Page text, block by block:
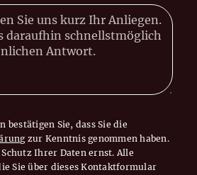
bestätigen Sie, dass Sie die
zur Kenntnis genommen haben.
Ihrer Daten ernst. Alle
Sie über dieses Kontaktformular